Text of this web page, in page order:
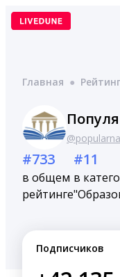
Перейти
Главная ●
#733
в общем
рейтинге
#11
в
Подписчиков